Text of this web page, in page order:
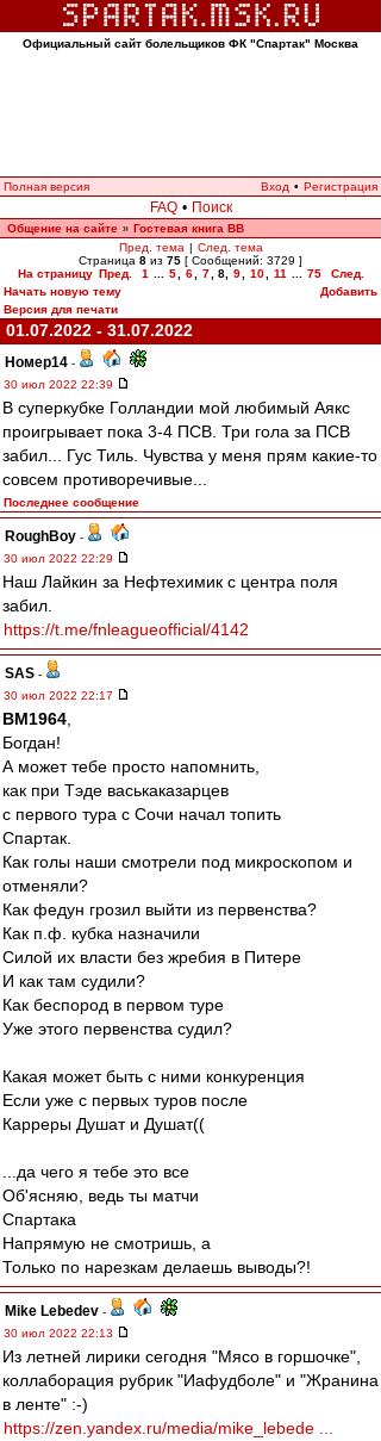
Официальный сайт болельщиков ФК "Спартак" Москва
Полная версия Вход • Регистрация
FAQ • Поиск
Общение на сайте » Гостевая книга ВВ
Пред. тема | След. тема
Страница 8 из 75 [ Сообщений: 3729 ]
На страницу Пред. 1 5 6 7 8, 9 10 11 75
След.
Начать новую тему
Добавить
Версия для печати
01.07.2022 - 31.07.2022
Номер14 -
30 июл 2022 22:39
В суперкубке Голландии мой любимый Аякс
проигрывает пока 3-4 ПСВ. Три гола за ПСВ
забил... Гус Тиль. Чувства у меня прям какие-то
совсем противоречивые...
Последнее сообщение
RoughBoy -
30 июл 2022 22:29
Наш Лайкин за Нефтехимик с центра поля
забил.
https://t.me/fnleagueofficial/4142
SAS -
30 июл 2022 22:17
BM1964
Богдан!
А может тебе просто напомнить,
как при Тэде васькаказарцев
с первого тура с Сочи начал топить
Спартак.
Как голы наши смотрели под микроскопом и
отменяли?
Как федун грозил выйти из первенства?
Как п.ф. кубка назначили
Силой их власти без жребия в Питере
И как там судили?
Как беспород в первом туре
Уже этого первенства судил?
Какая может быть с ними конкуренция
Если уже с первых туров после
Карреры Душат и Душат((
...да чего я тебе это все
Об'ясняю, ведь ты матчи
Спартака
Напрямую не смотришь, а
Только по нарезкам делаешь выводы?!
Mike Lebedev -
30 июл 2022 22:13
Из летней лирики сегодня "Мясо в горшочке",
коллаборация рубрик "Иафудболе" и "Жранина
в ленте" :-)
https://zen.yandex.ru/media/mike_lebede ...